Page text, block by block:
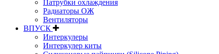
Патрубки охлаждения
Радиаторы ОЖ
Вентиляторы
ВПУСК
Интеркулеры
Интеркулер киты